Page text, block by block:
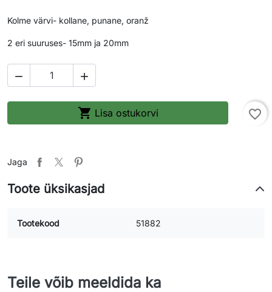
Kolme värvi- kollane, punane, oranž
2 eri suuruses- 15mm ja 20mm
 
 Lisa ostukorvi favorite_border
Jaga
Toote üksikasjad
Tootekood 51882
Teile võib meeldida ka